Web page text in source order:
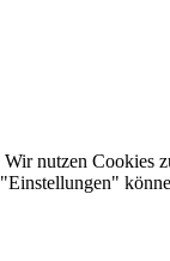
nutzen